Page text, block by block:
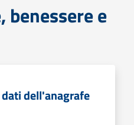
benessere e
dell'anagrafe